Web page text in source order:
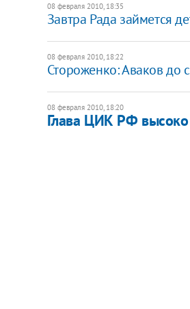
08 февраля 2010, 18:35
Завтра Рада займется
08 февраля 2010, 18:22
Стороженко: Аваков до
08 февраля 2010, 18:20
Глава ЦИК РФ